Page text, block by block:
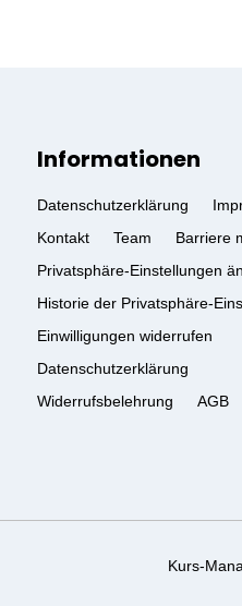
Informationen
Datenschutzerklärung
Kontakt
Team
Barriere
Privatsphäre-Einstellungen
Historie der Privatsphäre-
Einwilligungen widerrufen
Datenschutzerklärung
Widerrufsbelehrung
AGB
Kurs-